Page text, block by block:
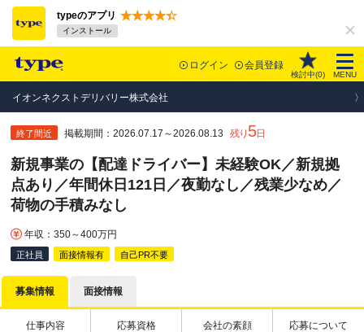
typeのアプリ
インストール
ログイン 会員登録
検討中(0) MENU
イオンネクストデリバリー株式会社
終了間近 掲載期間：2026.07.17～2026.08.13 残り 5日
新規事業の【配達ドライバー】未経験OK／新規拠
点あり／年間休日121日／夜勤なし／残業少なめ／
荷物の手積みなし
年収：350～400万円
正社員 面接情報有 自己PR不要
募集情報 面接情報
仕事内容 応募資格 会社の素顔 応募について